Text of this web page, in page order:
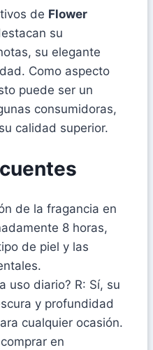
de Flower
su
su elegante
Como aspecto
puede ser un
consumidoras,
calidad superior.
de la fragancia en
8 horas,
de piel y las
uso diario? R: Sí, su
y profundidad
cualquier ocasión.
en